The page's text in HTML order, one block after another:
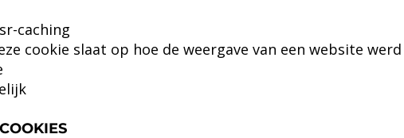
caching
cookie slaat op hoe de weergave van een website